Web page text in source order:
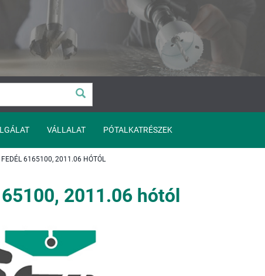
VÁLLALAT PÓTALKATRÉSZEK
FEDÉL 6165100, 2011.06 HÓTÓL
2011.06 hótól